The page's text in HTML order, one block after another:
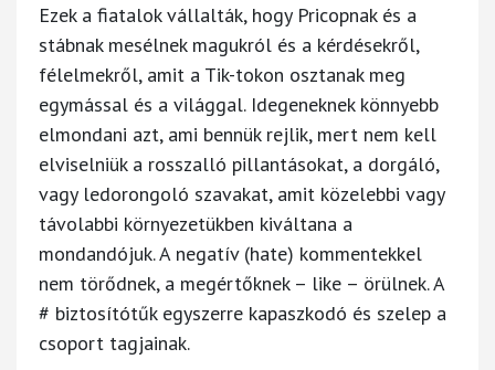
Ezek a fiatalok vállalták, hogy Pricopnak és a
stábnak mesélnek magukról és a kérdésekről,
félelmekről, amit a Tik-tokon osztanak meg
egymással és a világgal. Idegeneknek könnyebb
elmondani azt, ami bennük rejlik, mert nem kell
elviselniük a rosszalló pillantásokat, a dorgáló,
vagy ledorongoló szavakat, amit közelebbi vagy
távolabbi környezetükben kiváltana a
mondandójuk. A negatív (hate) kommentekkel
nem törődnek, a megértőknek – like – örülnek. A
# biztosítótűk egyszerre kapaszkodó és szelep a
csoport tagjainak.